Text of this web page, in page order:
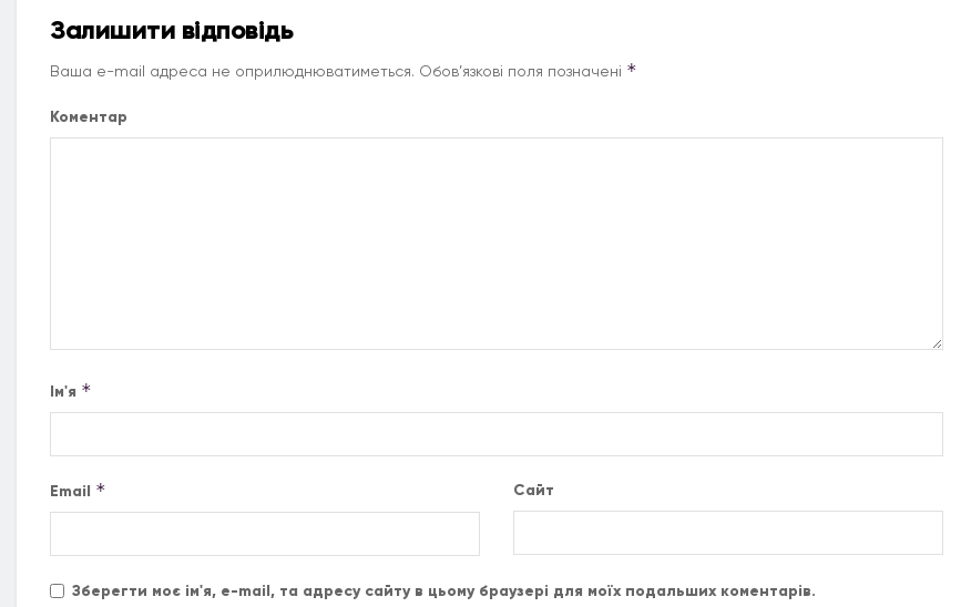
Залишити відповідь
Ваша e-mail адреса не оприлюднюватиметься. Обов’язкові поля позначені *
Коментар
Ім'я *
Email * Сайт
Зберегти моє ім'я, e-mail, та адресу сайту в цьому браузері для моїх подальших коментарів.